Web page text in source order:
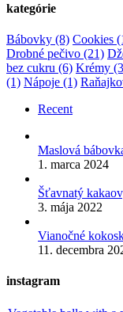
kategórie
Bábovky (8) Cookies
Drobné pečivo (21)
bez cukru (6) Krémy
(1) Nápoje (1)
Recent
Maslová
1. marca 2024
Šťavnatý
3. mája 2022
Vianočné
11. decembra
instagram